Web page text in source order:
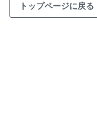
トップページに戻る